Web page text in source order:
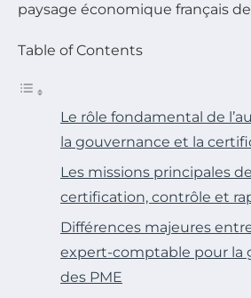
paysage économique français
Table of Contents
Le rôle fondamental de
la gouvernance et la
Les missions principales
certification, contrôle et
Différences majeures
expert-comptable pour la
des PME